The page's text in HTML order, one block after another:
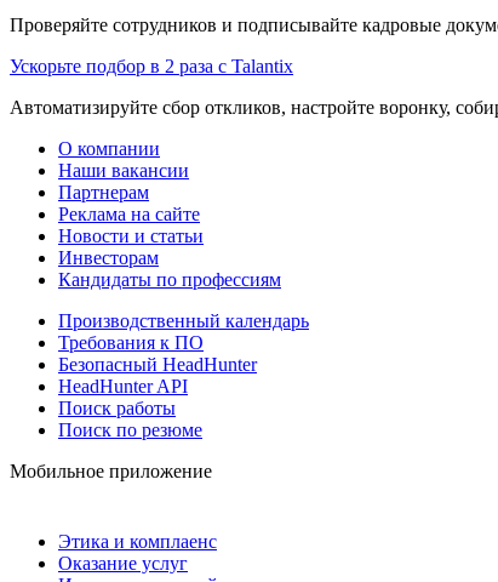
Проверяйте сотрудников и подписывайте кадровые
Ускорьте подбор в 2 раза с Talantix
Автоматизируйте сбор откликов, настройте воронку,
О компании
Наши вакансии
Партнерам
Реклама на сайте
Новости и статьи
Инвесторам
Кандидаты по профессиям
Производственный календарь
Требования к ПО
Безопасный HeadHunter
HeadHunter API
Поиск работы
Поиск по резюме
Мобильное приложение
Этика и комплаенс
Оказание услуг